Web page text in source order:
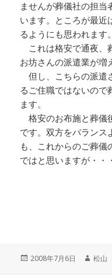
ませんが葬儀社の担当
います。ところが最近
るようにも思われます。
これは格安で通夜、
お坊さんの派遣業が増
但し、こちらの派遣
るご住職ではないので
ます。
格安のお布施と葬儀
です。双方をバランス
も、これからのご葬
ではと思いますが・・
投
2008年7月6日
作
松山